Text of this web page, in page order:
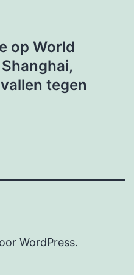
op World
tegen
WordPress.